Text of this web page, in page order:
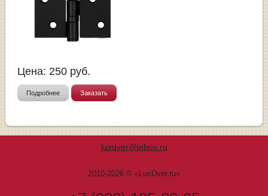
Цена: 250 руб.
Подробнее Заказать
luxdver@inbox.ru
2010-2026 © «LuxDver.ru»